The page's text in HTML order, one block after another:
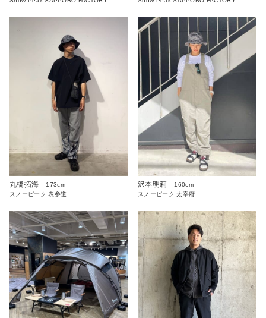
丸橋拓海
173cm
スノーピーク 表参道
沢本明莉
160cm
スノーピーク 太宰府